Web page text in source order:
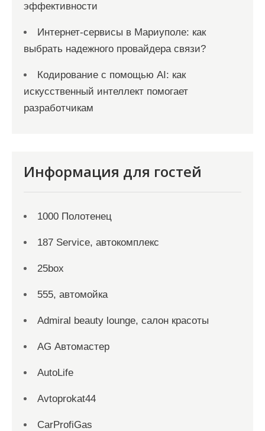
эффективности
Интернет-сервисы в Мариуполе: как
выбрать надежного провайдера связи?
Кодирование с помощью AI: как
искусственный интеллект помогает
разработчикам
Информация для гостей
1000 Полотенец
187 Service, автокомплекс
25box
555, автомойка
Admiral beauty lounge, салон красоты
AG Автомастер
AutoLife
Avtoprokat44
CarProfiGas